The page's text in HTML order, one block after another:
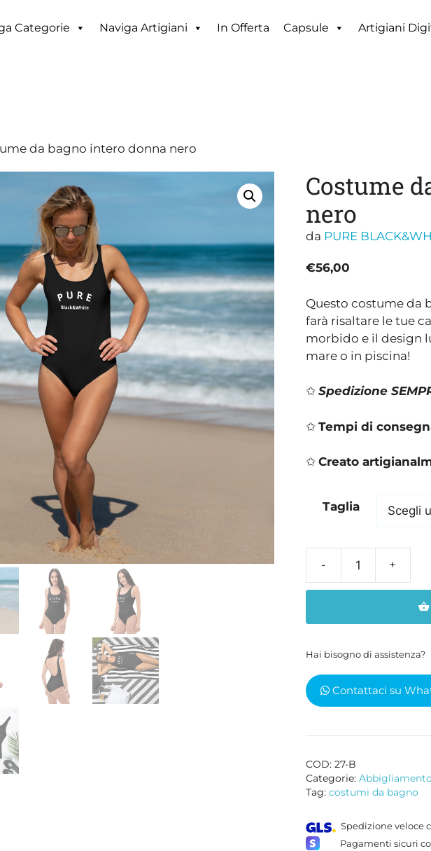
Categorie Naviga Artigiani In Offerta Capsule Artigiani
da bagno intero donna nero
Costume
nero
da PURE
€56,00
Questo costume da
farà risaltare le tue
morbido e il design
mare o in piscina!
✩ Spedizione
✩ Tempi di
✩ Creato
Taglia
Costume
da
intero
nero
quantità
Hai bisogno di assistenza?
Contattaci su
COD: 27-B
Categorie:
Tag: costumi da bagno
Spedizione veloce
Pagamenti sicuri